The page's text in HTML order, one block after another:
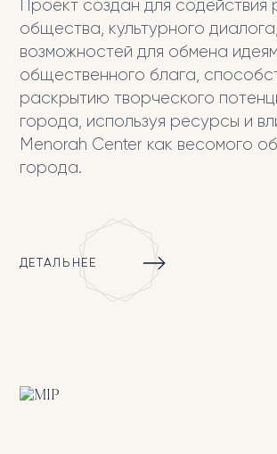
Проект создан для содействия
общества, культурного
возможностей для обмена
общественного блага,
раскрытию творческого
города, используя ресурсы и
Menorah Center как весомого
города.
ДЕТАЛЬНЕЕ